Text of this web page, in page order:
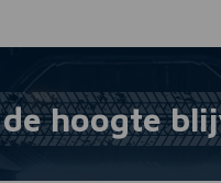
hoogte